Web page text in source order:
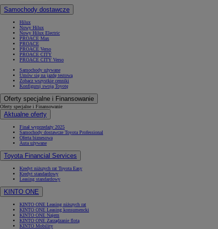
Samochody dostawcze
Hilux
Nowy Hilux
Nowy Hilux Electric
PROACE Max
PROACE
PROACE Verso
PROACE CITY
PROACE CITY Verso
Samochody używane
Umów się na jazdę testową
Zobacz wszystkie cenniki
Konfiguruj swoją Toyotę
Oferty specjalne i Finansowanie
Oferty specjalne i Finansowanie
Aktualne oferty
Finał wyprzedaży 2025
Samochody dostawcze Toyota Professional
Oferta biznesowa
Auta używane
Toyota Financial Services
Kredyt niższych rat Toyota Easy
Kredyt standardowy
Leasing standardowy
KINTO ONE
KINTO ONE Leasing niższych rat
KINTO ONE Leasing konsumencki
KINTO ONE Najem
KINTO ONE Zarządzanie flotą
KINTO Mobility